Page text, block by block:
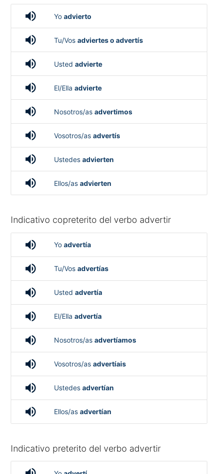
volume_up Yo advierto
volume_up Tu/Vos adviertes o advertís
volume_up Usted advierte
volume_up El/Ella advierte
volume_up Nosotros/as advertimos
volume_up Vosotros/as advertís
volume_up Ustedes advierten
volume_up Ellos/as advierten
Indicativo copreterito del verbo advertir
volume_up Yo advertía
volume_up Tu/Vos advertías
volume_up Usted advertía
volume_up El/Ella advertía
volume_up Nosotros/as advertíamos
volume_up Vosotros/as advertíais
volume_up Ustedes advertían
volume_up Ellos/as advertían
Indicativo preterito del verbo advertir